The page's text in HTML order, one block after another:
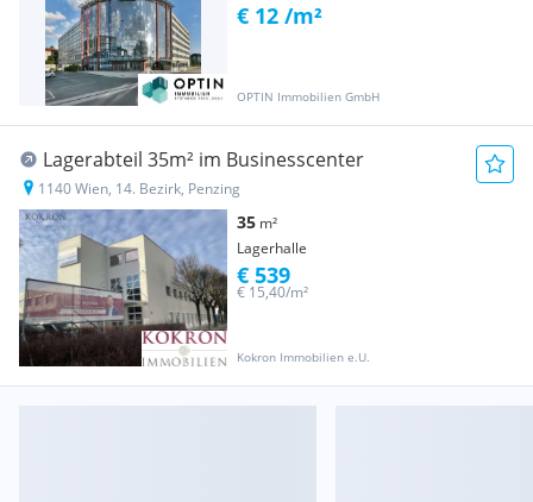
OPTIN Immobilien GmbH
€ 12 /m²
Lagerabteil 35m² im Businesscenter
1140 Wien, 14. Bezirk, Penzing
35 m²
Lagerhalle
Kokron Immobilien e.U.
€ 15,40/m²
€ 539